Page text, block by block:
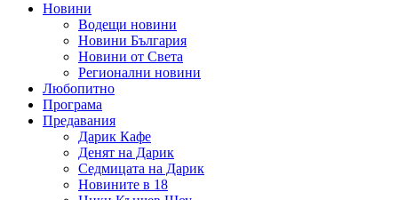
Новини
Водещи новини
Новини България
Новини от Света
Регионални новини
Любопитно
Програма
Предавания
Дарик Кафе
Денят на Дарик
Седмицата на Дарик
Новините в 18